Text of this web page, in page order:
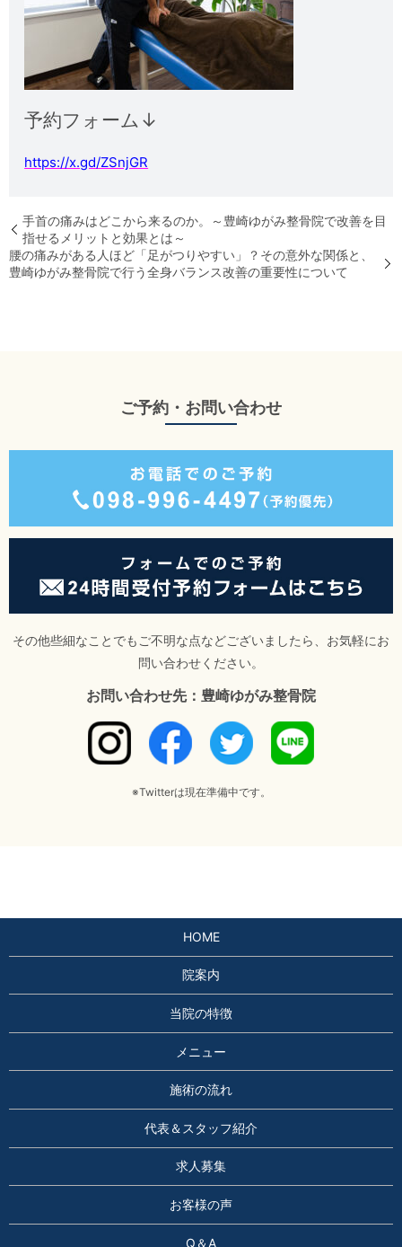
予約フォーム↓
https://x.gd/ZSnjGR
手首の痛みはどこから来るのか。～豊崎ゆがみ整骨院で改善を目
指せるメリットと効果とは～
腰の痛みがある人ほど「足がつりやすい」？その意外な関係と、
豊崎ゆがみ整骨院で行う全身バランス改善の重要性について
ご予約・お問い合わせ
その他些細なことでもご不明な点などございましたら、お気軽にお
問い合わせください。
お問い合わせ先：豊崎ゆがみ整骨院
※Twitterは現在準備中です。
HOME
院案内
当院の特徴
メニュー
施術の流れ
代表＆スタッフ紹介
求人募集
お客様の声
Q＆A